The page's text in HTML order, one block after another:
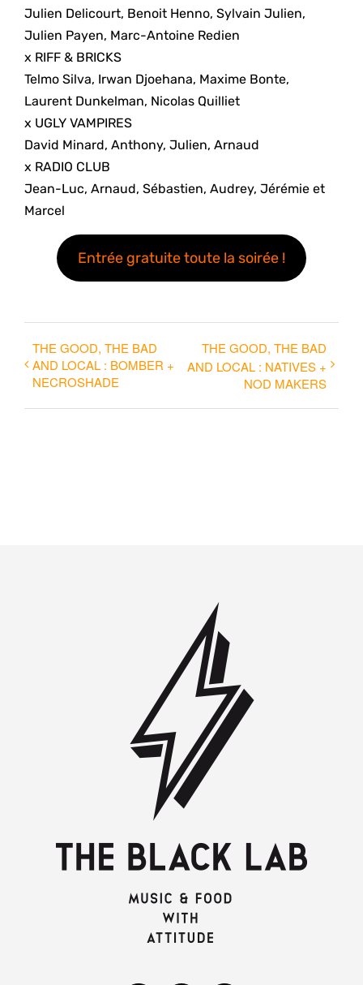
Julien Delicourt, Benoit Henno, Sylvain Julien,
Julien Payen, Marc-Antoine Redien
x RIFF & BRICKS
Telmo Silva, Irwan Djoehana, Maxime Bonte,
Laurent Dunkelman, Nicolas Quilliet
x UGLY VAMPIRES
David Minard, Anthony, Julien, Arnaud
x RADIO CLUB
Jean-Luc, Arnaud, Sébastien, Audrey, Jérémie et
Marcel
Entrée gratuite toute la soirée !
THE GOOD, THE BAD
AND LOCAL : BOMBER +
NECROSHADE
THE GOOD, THE BAD
AND LOCAL : NATIVES +
NOD MAKERS